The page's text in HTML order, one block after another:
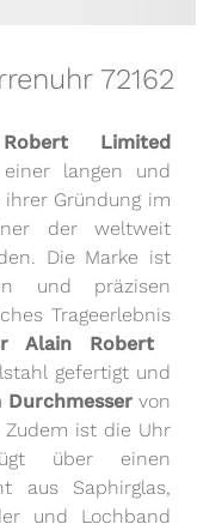
72162
 Limited
langen und
Gründung im
der weltweit
Die Marke ist
und präzisen
Trageerlebnis
Alain Robert 
gefertigt und
Durchmesser von
Zudem ist die Uhr
über einen
aus Saphirglas,
und Lochband